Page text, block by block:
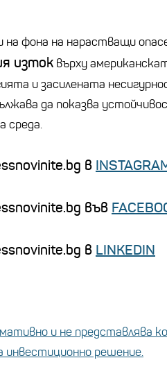
на фона на нарастващи
изток върху
и засилената
да показва
среда.
в
във
в LINKEDIN
и не представлява
инвестиционно решение.